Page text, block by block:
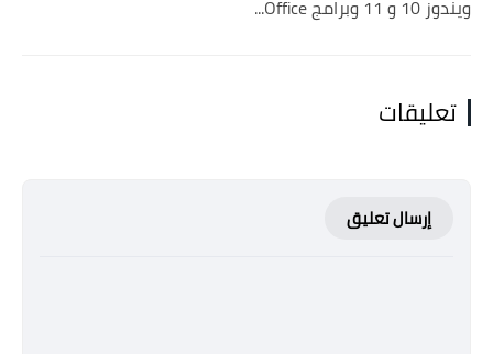
ويندوز 10 و 11 وبرامج Office...
تعليقات
إرسال تعليق